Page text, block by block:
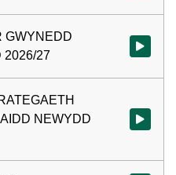
GWYNEDD
2026/27
Gwylio'r
NEWYDD
Gwylio'r